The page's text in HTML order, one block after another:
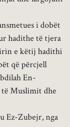
i dobët
hadithe të tjera
e këtij hadithi
që përcjell
En-
Muslimit dhe
Ez-Zubejr, nga